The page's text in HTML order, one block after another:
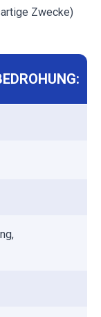
Zwecke)